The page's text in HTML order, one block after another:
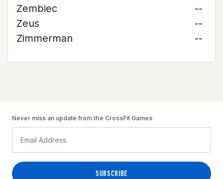
Zembiec
--
Zeus
--
Zimmerman
--
Never miss an update from the CrossFit Games